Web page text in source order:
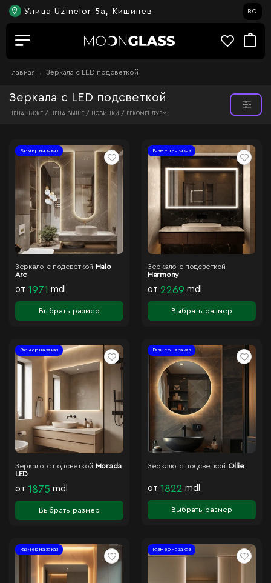
Улица Uzinelor 5a, Кишинев RO
Главная Зеркала c LED подсветкой
Зеркала с LED подсветкой
ЦЕНА НИЖЕ / ЦЕНА ВЫШЕ / НОВИНКИ / РЕКОМЕНДУЕМ
Размер на заказ
Зеркало с подсветкой Halo
Arc
от 1971 mdl
Выбрать размер
Размер на заказ
Зеркало с подсветкой
Harmony
от 2269 mdl
Выбрать размер
Размер на заказ
Зеркало с подсветкой Morada
LED
от 1875 mdl
Выбрать размер
Размер на заказ
Зеркало с подсветкой Ollie
от 1822 mdl
Выбрать размер
Размер на заказ Размер на заказ